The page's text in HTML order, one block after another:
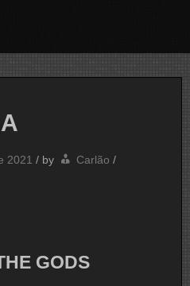
2021 / by Carlão /
GODS